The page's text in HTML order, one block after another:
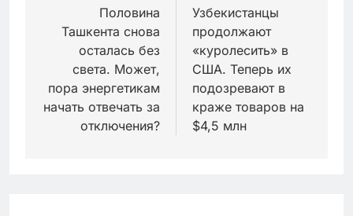
записям
Половина
Ташкента снова
осталась без
света. Может,
пора энергетикам
начать отвечать за
отключения?
Узбекистанцы
продолжают
«куролесить» в
США. Теперь их
подозревают в
краже товаров на
$4,5 млн